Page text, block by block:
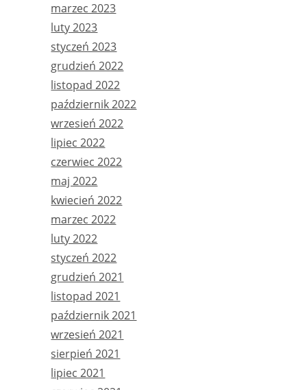
marzec 2023
luty 2023
styczeń 2023
grudzień 2022
listopad 2022
październik 2022
wrzesień 2022
lipiec 2022
czerwiec 2022
maj 2022
kwiecień 2022
marzec 2022
luty 2022
styczeń 2022
grudzień 2021
listopad 2021
październik 2021
wrzesień 2021
sierpień 2021
lipiec 2021